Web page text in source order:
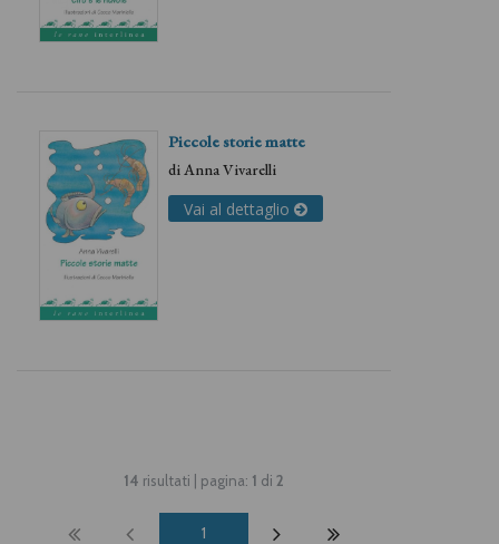
Piccole storie matte
diAnna Vivarelli
Vai al dettaglio
14 risultati | pagina: 1 di 2
1